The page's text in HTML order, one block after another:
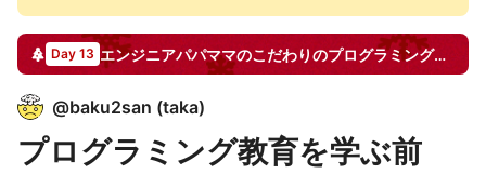
Day 13 エンジニアパパママのこだわりのプログラミング教育法
@baku2san (taka)
プログラミング教育を学ぶ前